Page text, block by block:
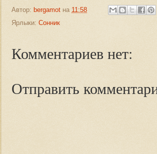
Автор: bergamot на 11:58
Ярлыки: Сонник
Комментариев нет:
Отправить